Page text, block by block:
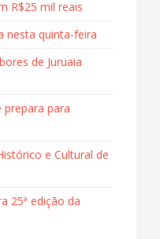
R$25 mil reais
nesta quinta-feira
de Juruaia
prepara para
e Cultural de
25ª edição da